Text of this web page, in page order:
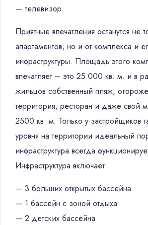
— телевизор
Приятные впечатления останутся не
апартаментов, но и от комплекса и
инфраструктуры. Площадь этого
впечатляет – это 25 000 кв. м. и в
жильцов собственный пляж,
территория, ресторан и даже свой
2500 кв. м. Только у застройщиков
уровня на территории идеальный
инфраструктура всегда
Инфраструктура включает:
— 3 больших открытых бассейна
— 1 бассейн с зоной отдыха
— 2 детских бассейна